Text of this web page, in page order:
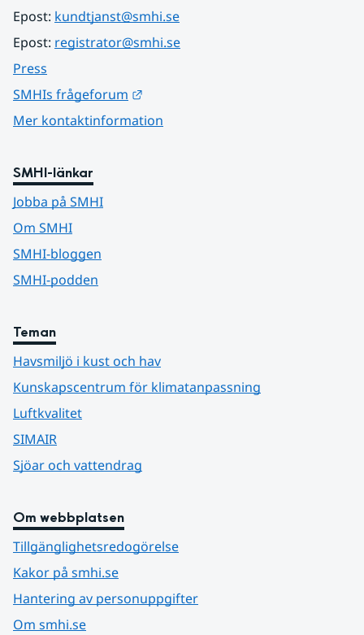
Epost: kundtjanst@smhi.se
Epost: registrator@smhi.se
Press
SMHIs frågeforum
Mer kontaktinformation
SMHI-länkar
Jobba på SMHI
Om SMHI
SMHI-bloggen
SMHI-podden
Teman
Havsmiljö i kust och hav
Kunskapscentrum för klimatanpassning
Luftkvalitet
SIMAIR
Sjöar och vattendrag
Om webbplatsen
Tillgänglighetsredogörelse
Kakor på smhi.se
Hantering av personuppgifter
Om smhi.se